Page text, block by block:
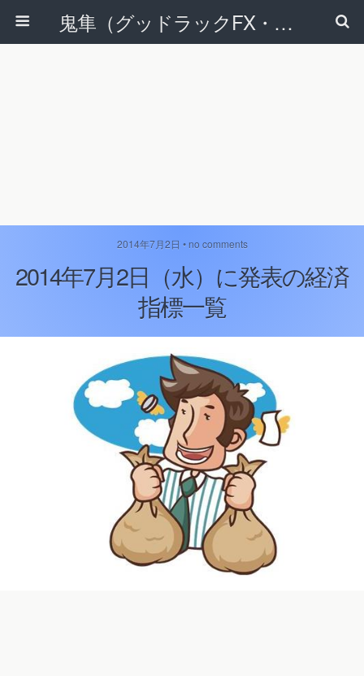
鬼隼（グッドラックFX・改）
2014年7月2日 • no comments
2014年7月2日（水）に発表の経済
指標一覧